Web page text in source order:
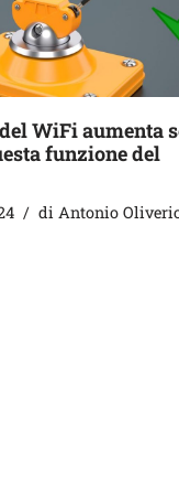
WiFi aumenta
funzione del
di Antonio